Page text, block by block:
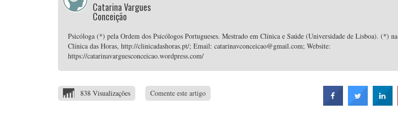
Catarina Vargues
Conceição
Psicóloga (*) pela Ordem dos Psicólogos Portugueses. Mestrado em Clínica e Saúde (Universidade de Lisboa). (*) na
Clínica das Horas, http://clinicadashoras.pt/; Email: catarinavconceicao@gmail.com; Website:
https://catarinavarguesconceicao.wordpress.com/
838 Visualizações Comente este artigo